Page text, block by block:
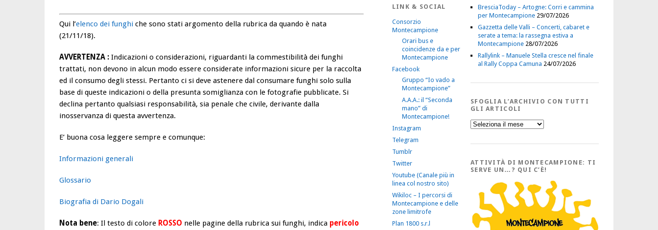
Qui l’elenco dei funghi che sono stati argomento della rubrica da quando è nata
(21/11/18).
AVVERTENZA : Indicazioni o considerazioni, riguardanti la commestibilità dei funghi
trattati, non devono in alcun modo essere considerate informazioni sicure per la raccolta
ed il consumo degli stessi. Pertanto ci si deve astenere dal consumare funghi solo sulla
base di queste indicazioni o della presunta somiglianza con le fotografie pubblicate. Si
declina pertanto qualsiasi responsabilità, sia penale che civile, derivante dalla
inosservanza di questa avvertenza.
E’ buona cosa leggere sempre e comunque:
Informazioni generali
Glossario
Biografia di Dario Dogali
Nota bene: Il testo di colore ROSSO nelle pagine della rubrica sui funghi, indica pericolo
LINK & SOCIAL
Consorzio
Montecampione
Orari bus e
coincidenze da e per
Montecampione
Facebook
Gruppo “Io vado a
Montecampione”
A.A.A.: il “Seconda
mano” di
Montecampione!
Instagram
Telegram
Tumblr
Twitter
Youtube (Canale più in
linea col nostro sito)
Wikiloc – I percorsi di
Montecampione e delle
zone limitrofe
Plan 1800 s.r.l
BresciaToday – Artogne: Corri e cammina
per Montecampione 29/07/2026
Gazzetta delle Valli – Concerti, cabaret e
serate a tema: la rassegna estiva a
Montecampione 28/07/2026
Rallylink – Manuele Stella cresce nel finale
al Rally Coppa Camuna 24/07/2026
SFOGLIA L’ARCHIVIO CON TUTTI
GLI ARTICOLI
Sfoglia
l’Archivio
tutti
Articoli
ATTIVITÀ DI MONTECAMPIONE: TI
SERVE UN…? QUI C’È!